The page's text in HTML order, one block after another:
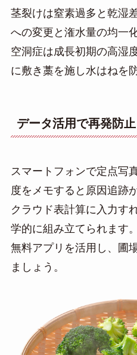
茎裂けは窒素過多と乾湿
への変更と潅水量の均一
空洞症は成長初期の高湿
に敷き藁を施し水はねを
データ活用で再発防止
スマートフォンで定点写
度をメモすると原因追跡
クラウド表計算に入力す
学的に組み立てられます。
無料アプリを活用し、圃
ましょう。